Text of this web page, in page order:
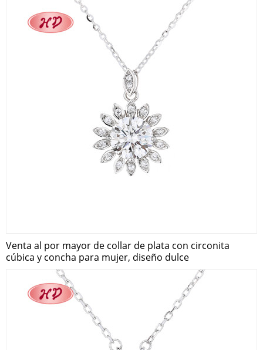
Venta al por mayor de collar de plata con circonita
cúbica y concha para mujer, diseño dulce